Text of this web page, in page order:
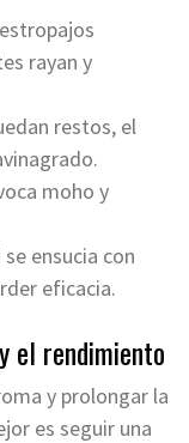
rayan y
restos, el
moho y
se ensucia con
eficacia.
el rendimiento
y prolongar la
es seguir una